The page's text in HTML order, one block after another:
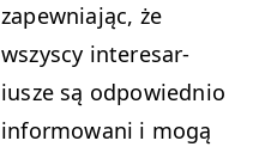
zapew­ni­a­jąc, że
wszyscy intere­sar­
iusze są odpowied­nio
infor­mowani i mogą